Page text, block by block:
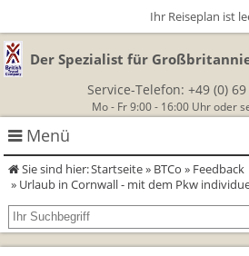
Der Spezialist für
Service-Telefon: +49 (0)
Mo - Fr 9:00 - 16:00 Uhr oder
Menü
Rundreisen Großbritannien
Autorundreisen
Wanderurlaub
Sie sind hier:Startseite» BTCo » Feedback
» Urlaub in Cornwall - mit dem Pkw
Ihr Reiseplan ist